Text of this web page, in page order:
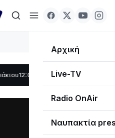
Αρχική
Live-TV
Radio OnAir
Ναυπακτία
Σε τροχιά υλοποίησης η Παράκαμψη